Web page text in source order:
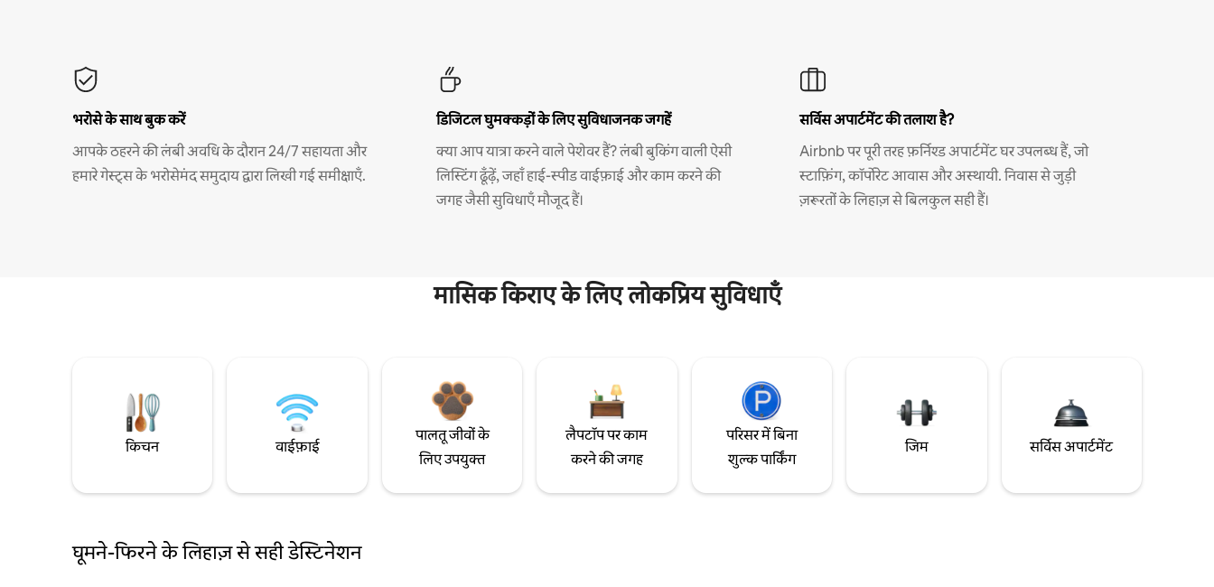
भरोसे के साथ बुक करें
आपके ठहरने की लंबी अवधि के दौरान 24/7 सहायता और
हमारे गेस्ट्स के भरोसेमंद समुदाय द्वारा लिखी गई समीक्षाएँ.
डिजिटल घुमक्कड़ों के लिए सुविधाजनक जगहें
क्या आप यात्रा करने वाले पेशेवर हैं? लंबी बुकिंग वाली ऐसी
लिस्टिंग ढूँढ़ें, जहाँ हाई-स्पीड वाईफ़ाई और काम करने की
जगह जैसी सुविधाएँ मौजूद हैं।
सर्विस अपार्टमेंट की तलाश है?
Airbnb पर पूरी तरह फ़र्निश्ड अपार्टमेंट घर उपलब्ध हैं, जो
स्टाफ़िंग, कॉर्पोरेट आवास और अस्थायी. निवास से जुड़ी
ज़रूरतों के लिहाज़ से बिलकुल सही हैं।
मासिक किराए के लिए लोकप्रिय सुविधाएँ
किचन वाईफ़ाई
पालतू जीवों के
लिए उपयुक्त
लैपटॉप पर काम
करने की जगह
परिसर में बिना
शुल्क पार्किंग
जिम सर्विस अपार्टमेंट
घूमने-फिरने के लिहाज़ से सही डेस्टिनेशन